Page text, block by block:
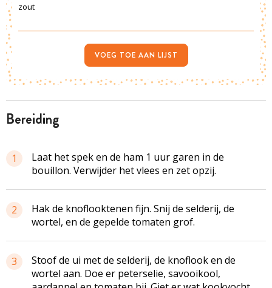
bereiding
1
Laat het spek en de ham 1 uur garen in de
bouillon. Verwijder het vlees en zet opzij.
2
Hak de knoflooktenen fijn. Snij de selderij, de
wortel, en de gepelde tomaten grof.
3
Stoof de ui met de selderij, de knoflook en de
wortel aan. Doe er peterselie, savooikool,
zout
VOEG TOE AAN LIJST